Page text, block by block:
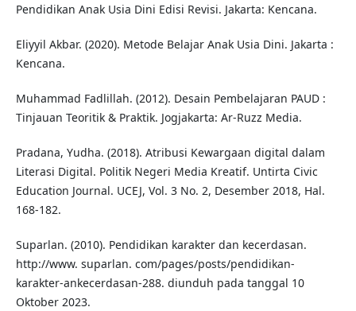
Pendidikan Anak Usia Dini Edisi Revisi. Jakarta: Kencana.
Eliyyil Akbar. (2020). Metode Belajar Anak Usia Dini. Jakarta :
Kencana.
Muhammad Fadlillah. (2012). Desain Pembelajaran PAUD :
Tinjauan Teoritik & Praktik. Jogjakarta: Ar-Ruzz Media.
Pradana, Yudha. (2018). Atribusi Kewargaan digital dalam
Literasi Digital. Politik Negeri Media Kreatif. Untirta Civic
Education Journal. UCEJ, Vol. 3 No. 2, Desember 2018, Hal.
168-182.
Suparlan. (2010). Pendidikan karakter dan kecerdasan.
http://www. suparlan. com/pages/posts/pendidikan-
karakter-ankecerdasan-288. diunduh pada tanggal 10
Oktober 2023.